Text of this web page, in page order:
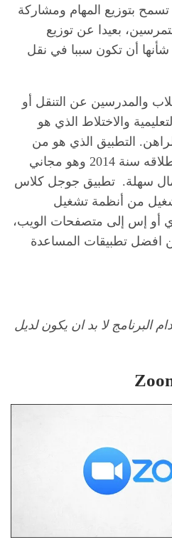
بتوزيع المهام ومشاركة
بعيدا عن توزيع
شأنها أن تكون سببا في نقل
والمدرسين عن التنقل أو
والاختلاط الذي هو
التطبيق الذي هو من
منتجات جوجل حيث تم إطلاقه سنة 2014 وهو مجاني
سهلة. تطبيق جوجل كلاس
من أنظمة تشغيل
آي أو إس إلى متصفحات الويب،
افضل تطبيقات المساعدة
البرنامج لا بد ان يكون لديل